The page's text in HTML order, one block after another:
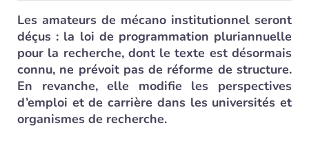
Les amateurs de mécano institutionnel seront
déçus : la loi de programmation pluriannuelle
pour la recherche, dont le texte est désormais
connu, ne prévoit pas de réforme de structure.
En revanche, elle modifie les perspectives
d’emploi et de carrière dans les universités et
organismes de recherche.